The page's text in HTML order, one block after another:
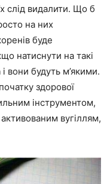
слід видалити. Що б
на них
буде
натиснути на такі
вони будуть м’якими.
здорової
інструментом,
вугіллям,